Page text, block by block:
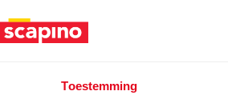
Toestemming
sport